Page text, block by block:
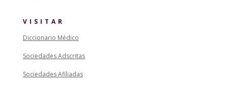
VISITAR
Diccionario Médico
Sociedades Adscritas
Sociedades Afiliadas